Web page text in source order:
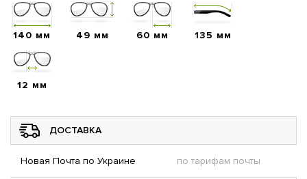
140 мм 49 мм 60 мм 135 мм
12 мм
ДОСТАВКА
Новая Почта по Украине по тарифам почты